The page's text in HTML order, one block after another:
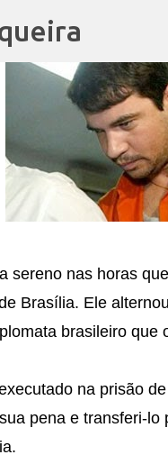
DE
sereno nas horas
Brasília. Ele
brasileiro que
na prisão
pena e transferi-